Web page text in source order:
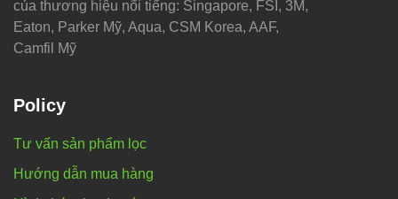
của thương hiệu nổi tiếng: Singapore, FSI, 3M,
Eaton, Parker Mỹ, Aqua, CSM Korea, AAF,
Camfil Mỹ
Policy
Tư vấn sản phẩm lọc
Hướng dẫn mua hàng